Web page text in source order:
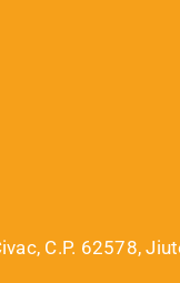
C.P. 62578,